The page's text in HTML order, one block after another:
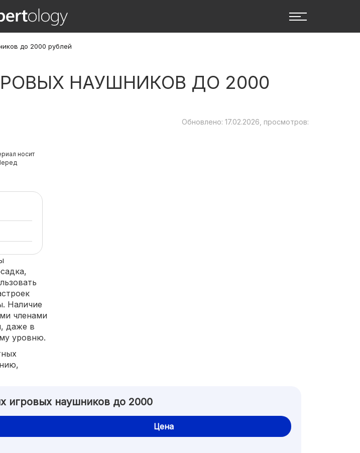
до 2000 рублей
НАУШНИКОВ ДО 2000
Обновлено: 17.02.2026, просмотров:
носит
Наличие
членами
даже в
уровню.
игровых наушников до 2000
Цена